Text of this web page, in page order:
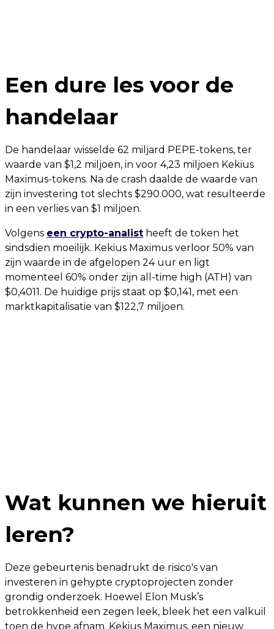
Een dure les voor de
handelaar
De handelaar wisselde 62 miljard PEPE-tokens, ter
waarde van $1,2 miljoen, in voor 4,23 miljoen Kekius
Maximus-tokens. Na de crash daalde de waarde van
zijn investering tot slechts $290.000, wat resulteerde
in een verlies van $1 miljoen.
Volgens een crypto-analist heeft de token het
sindsdien moeilijk. Kekius Maximus verloor 50% van
zijn waarde in de afgelopen 24 uur en ligt
momenteel 60% onder zijn all-time high (ATH) van
$0,4011. De huidige prijs staat op $0,141, met een
marktkapitalisatie van $122,7 miljoen.
Wat kunnen we hieruit
leren?
Deze gebeurtenis benadrukt de risico's van
investeren in gehypte cryptoprojecten zonder
grondig onderzoek. Hoewel Elon Musk’s
betrokkenheid een zegen leek, bleek het een valkuil
toen de hype afnam. Kekius Maximus, een nieuw